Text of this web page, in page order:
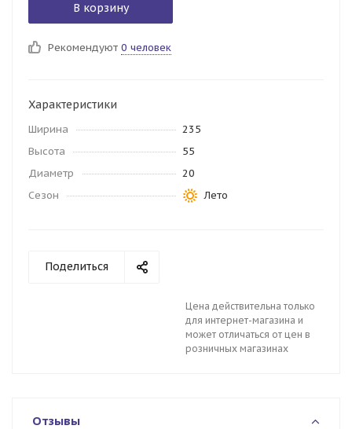
В корзину
Рекомендуют 0 человек
Характеристики
Ширина
235
Высота
55
Диаметр
20
Сезон
Лето
Поделиться
Цена действительна только
для интернет-магазина и
может отличаться от цен в
розничных магазинах
Отзывы